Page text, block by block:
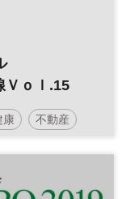
Ｖｏｌ.15
康 不動産
用 介護